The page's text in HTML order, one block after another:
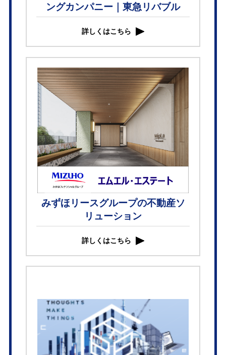
ングカンパニー｜東急リバブル
詳しくはこちら
みずほリースグループの不動産ソ
リューション
詳しくはこちら